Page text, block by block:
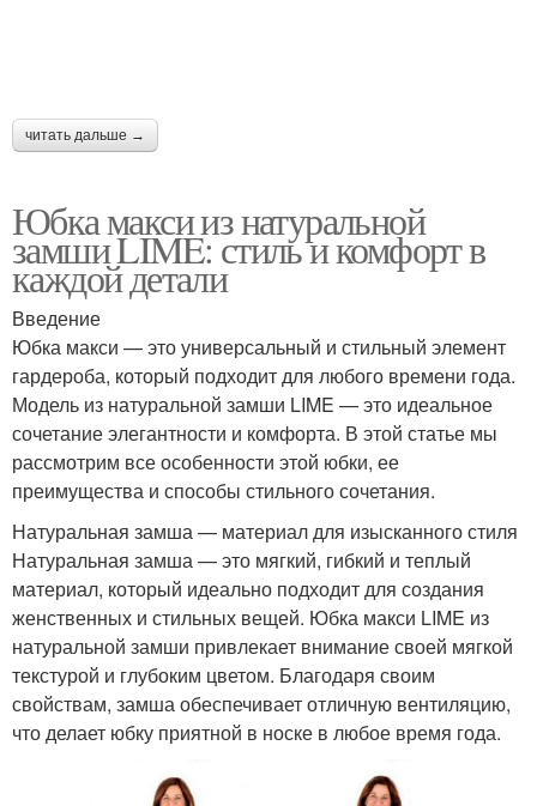
читать дальше →
Юбка макси из натуральной
замши LIME: стиль и комфорт в
каждой детали
Введение
Юбка макси — это универсальный и стильный элемент
гардероба, который подходит для любого времени года.
Модель из натуральной замши LIME — это идеальное
сочетание элегантности и комфорта. В этой статье мы
рассмотрим все особенности этой юбки, ее
преимущества и способы стильного сочетания.
Натуральная замша — материал для изысканного стиля
Натуральная замша — это мягкий, гибкий и теплый
материал, который идеально подходит для создания
женственных и стильных вещей. Юбка макси LIME из
натуральной замши привлекает внимание своей мягкой
текстурой и глубоким цветом. Благодаря своим
свойствам, замша обеспечивает отличную вентиляцию,
что делает юбку приятной в носке в любое время года.